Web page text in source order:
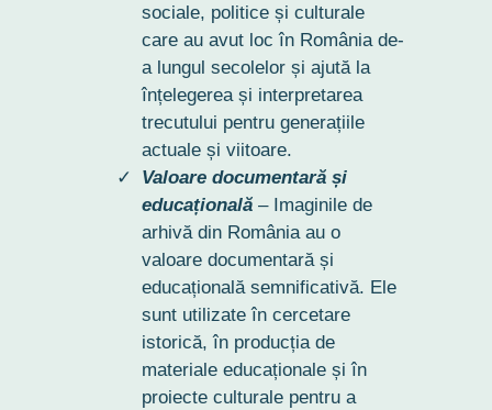
sociale, politice și culturale
care au avut loc în România de-
a lungul secolelor și ajută la
înțelegerea și interpretarea
trecutului pentru generațiile
actuale și viitoare.
Valoare documentară și
educațională– Imaginile de
arhivă din România au o
valoare documentară și
educațională semnificativă. Ele
sunt utilizate în cercetare
istorică, în producția de
materiale educaționale și în
proiecte culturale pentru a